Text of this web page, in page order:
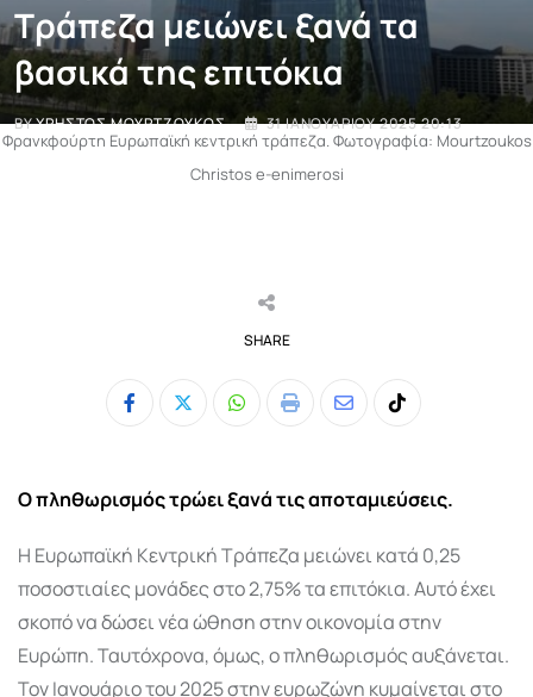
Τράπεζα μειώνει ξανά τα
βασικά της επιτόκια
BYΧΡΉΣΤΟΣ ΜΟΥΡΤΖΟΎΚΟΣ 31 ΙΑΝΟΥΑΡΊΟΥ 2025 20:13
Φρανκφούρτη Ευρωπαϊκή κεντρική τράπεζα. Φωτογραφία: Mourtzoukos
Christos e-enimerosi
SHARE
Whatsapp
Print
ShareTiktok
Ο πληθωρισμός τρώει ξανά τις αποταμιεύσεις.
Η Ευρωπαϊκή Κεντρική Τράπεζα μειώνει κατά 0,25
ποσοστιαίες μονάδες στο 2,75% τα επιτόκια. Αυτό έχει
σκοπό να δώσει νέα ώθηση στην οικονομία στην
Ευρώπη. Ταυτόχρονα, όμως, ο πληθωρισμός αυξάνεται.
Τον Ιανουάριο του 2025 στην ευρωζώνη κυμαίνεται στο